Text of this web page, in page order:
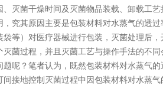
菌干燥时间及灭菌物品装载、卸载工艺
究其原因主要是包装材料对水蒸气的透
等）对医疗器械进行包装，灭菌处理后
菌过程，并且灭菌工艺与操作手法的不
呢？笔者认为，既然包装材料对水蒸气
接地控制灭菌过程中因包装材料对水蒸气